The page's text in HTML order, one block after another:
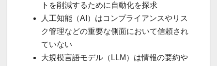
トを削減するために自動化を探求
人工知能（AI）はコンプライアンスやリス
ク管理などの重要な側面において信頼され
ていない
大規模言語モデル（LLM）は情報の要約や